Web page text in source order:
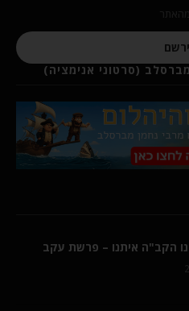
(סרטוני אנימציה)
הקב"ה איתנו – פרשת עקב